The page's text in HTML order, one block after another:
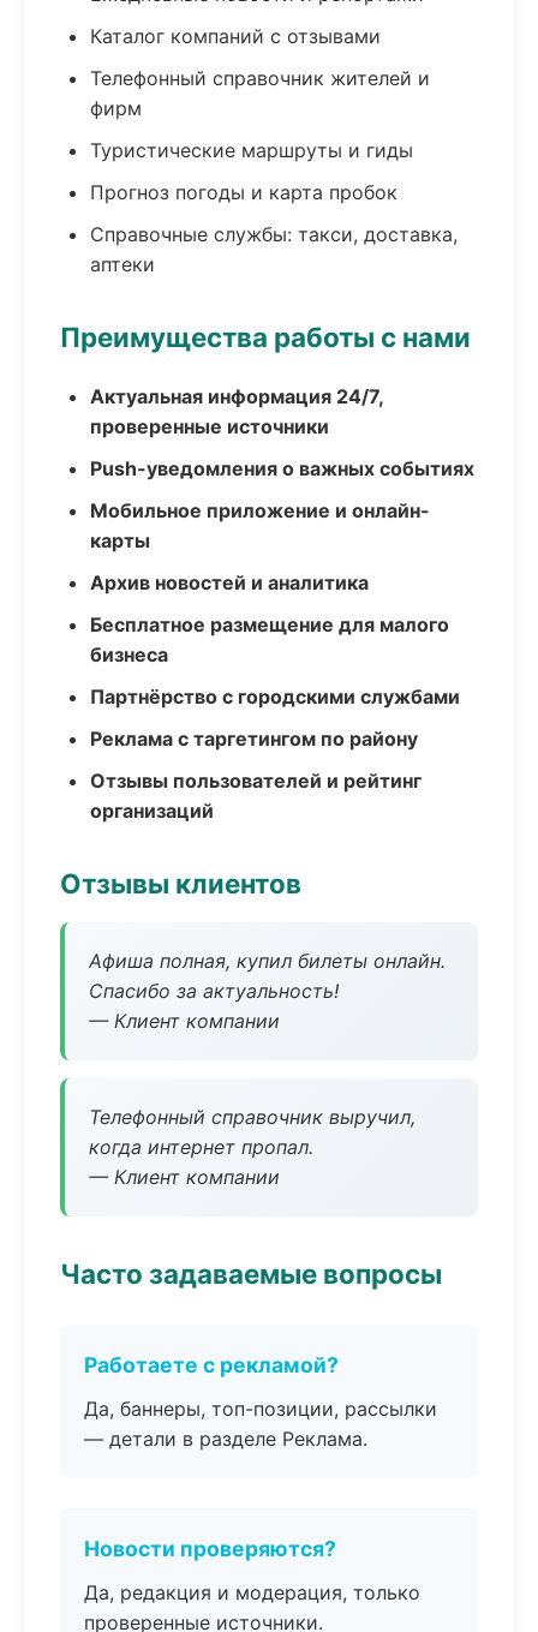
Каталог компаний с отзывами
Телефонный справочник жителей и
фирм
Туристические маршруты и гиды
Прогноз погоды и карта пробок
Справочные службы: такси, доставка,
аптеки
Преимущества работы с нами
Актуальная информация 24/7,
проверенные источники
Push-уведомления о важных событиях
Мобильное приложение и онлайн-
карты
Архив новостей и аналитика
Бесплатное размещение для малого
бизнеса
Партнёрство с городскими службами
Реклама с таргетингом по району
Отзывы пользователей и рейтинг
организаций
Отзывы клиентов
Афиша полная, купил билеты онлайн.
Спасибо за актуальность!
— Клиент компании
Телефонный справочник выручил,
когда интернет пропал.
— Клиент компании
Часто задаваемые вопросы
Работаете с рекламой?
Да, баннеры, топ-позиции, рассылки
— детали в разделе Реклама.
Новости проверяются?
Да, редакция и модерация, только
проверенные источники.